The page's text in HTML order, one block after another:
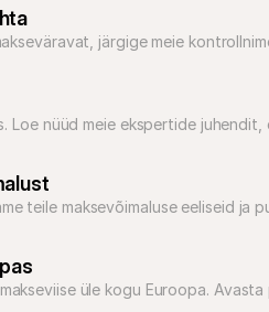
järgige meie
Loe nüüd meie ekspertide
teile maksevõimaluse eeliseid ja
üle kogu Euroopa. Avasta